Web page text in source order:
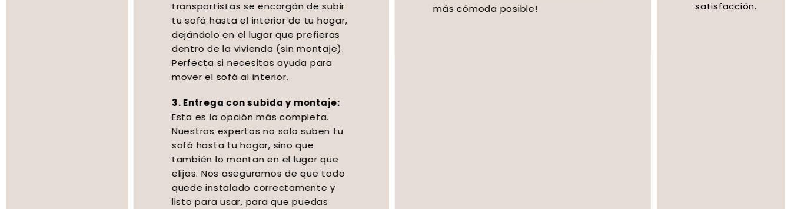
transportistas se encargán de subir
tu sofá hasta el interior de tu hogar,
dejándolo en el lugar que prefieras
dentro de la vivienda (sin montaje).
Perfecta si necesitas ayuda para
3. Entrega con subida y montaje:
Esta es la opción más completa.
Nuestros expertos no solo suben tu
sofá hasta tu hogar, sino que
también lo montan en el lugar que
elijas. Nos aseguramos de que todo
quede instalado correctamente y
listo para usar, para que puedas
más cómoda posible!